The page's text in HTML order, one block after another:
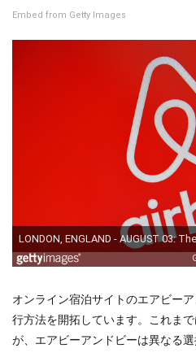
Embed from Getty Images
オンライン宿泊サイトのエアビー
行方法を開拓しています。これま
が、エアビーアンドビーは異なる選